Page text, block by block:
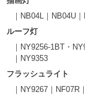
NB04L
NB04U
ルーフ灯
NY9256-1BT・
NY9353
フラッシュライト
NY9267
NF07R